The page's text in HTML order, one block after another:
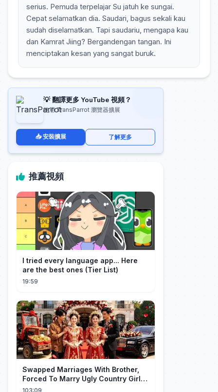
serius. Pemuda terpelajar Su jatuh ke sungai.
Cepat selamatkan dia. Saudari, bagus sekali kau
sudah diselamatkan. Tapi saudariu, mengapa kau
dan Kamrat Jiing? Bergandengan tangan. Ini
menciptakan kesan yang sangat buruk.
💡 翻譯更多 YouTube 視頻？
使用 TransParrot 瀏覽器擴展
📥 安裝擴展 了解更多
推薦視頻
I tried every language app... Here
are the best ones (Tier List)
19:59
Swapped Marriages With Brother,
Forced To Marry Ugly Country Girl—
He's A Gorgeous Billionaire CEO!
103:09